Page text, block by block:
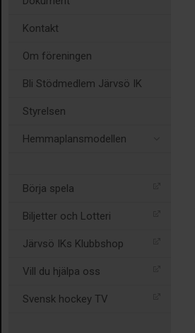
Kontakt
Om föreningen
Bli Stödmedlem Järvsö IK
Styrelsen
Hemmaplansmodellen
Börja spela
Biljetter och Lotteri
Järvsö IKs Klubbshop
Vill du hjälpa oss
Svensk hockey TV